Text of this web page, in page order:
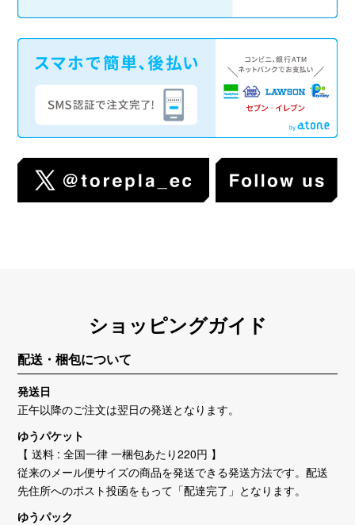
ショッピングガイド
配送・梱包について
発送日
正午以降のご注文は翌日の発送となります。
ゆうパケット
【 送料 : 全国一律 一梱包あたり220円 】
従来のメール便サイズの商品を発送できる発送方法です。配送
先住所へのポスト投函をもって「配達完了」となります。
ゆうパック